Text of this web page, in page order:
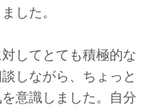
した。
してとても積極的な
しながら、ちょっと
意識しました。自分